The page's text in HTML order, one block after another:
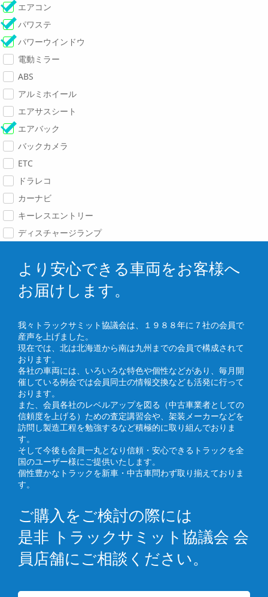
エアコン
パワステ
パワーウインドウ
電動ミラー
ABS
アルミホイール
エアサスシート
エアバック
バックカメラ
ETC
ドラレコ
カーナビ
キーレスエントリー
ディスチャージランプ
より安心できる車両をお客様へ
お届けします。
我々トラックサミット協議会は、１９８８年に７社の会員で
産声を上げました。
現在では、北は北海道から南は九州までの会員で構成されて
おります。
各社の車両には、いろいろな特色や個性などがあり、毎月開
催している例会では会員同士の情報交換なども活発に行って
おります。
また、会員各社のレベルアップを図る（中古車業者としての
信頼度を上げる）ための査定講習会や、架装メーカーなどを
訪問し製造工程を勉強するなど積極的に取り組んでおりま
す。
そして今後も会員一丸となり信頼・安心できるトラックを全
国のユーザー様にご提供いたします。
個性豊かなトラックを新車・中古車問わず取り揃えておりま
す。
ご購入をご検討の際には
是非 トラックサミット協議会 会
員店舗にご相談ください。